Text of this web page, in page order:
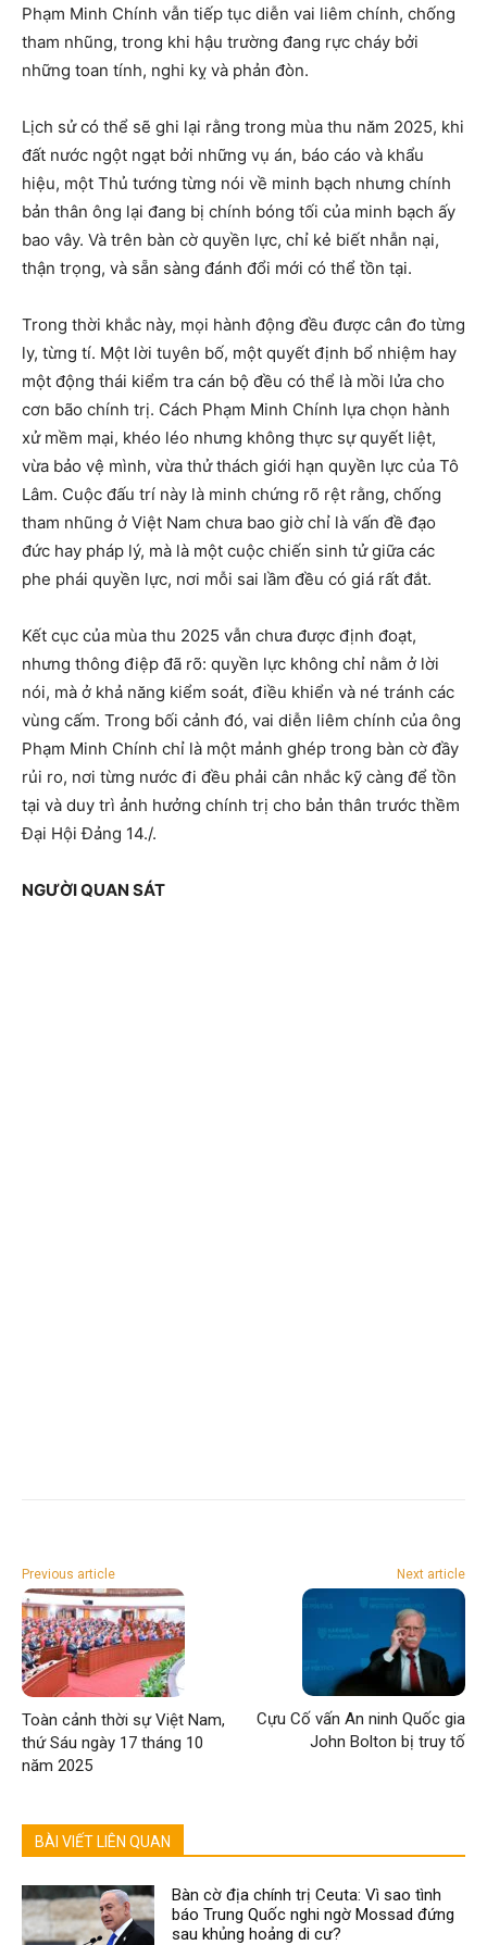
Phạm Minh Chính vẫn tiếp tục diễn vai liêm chính, chống
tham nhũng, trong khi hậu trường đang rực cháy bởi
những toan tính, nghi kỵ và phản đòn.
Lịch sử có thể sẽ ghi lại rằng trong mùa thu năm 2025, khi
đất nước ngột ngạt bởi những vụ án, báo cáo và khẩu
hiệu, một Thủ tướng từng nói về minh bạch nhưng chính
bản thân ông lại đang bị chính bóng tối của minh bạch ấy
bao vây. Và trên bàn cờ quyền lực, chỉ kẻ biết nhẫn nại,
thận trọng, và sẵn sàng đánh đổi mới có thể tồn tại.
Trong thời khắc này, mọi hành động đều được cân đo từng
ly, từng tí. Một lời tuyên bố, một quyết định bổ nhiệm hay
một động thái kiểm tra cán bộ đều có thể là mồi lửa cho
cơn bão chính trị. Cách Phạm Minh Chính lựa chọn hành
xử mềm mại, khéo léo nhưng không thực sự quyết liệt,
vừa bảo vệ mình, vừa thử thách giới hạn quyền lực của Tô
Lâm. Cuộc đấu trí này là minh chứng rõ rệt rằng, chống
tham nhũng ở Việt Nam chưa bao giờ chỉ là vấn đề đạo
đức hay pháp lý, mà là một cuộc chiến sinh tử giữa các
phe phái quyền lực, nơi mỗi sai lầm đều có giá rất đắt.
Kết cục của mùa thu 2025 vẫn chưa được định đoạt,
nhưng thông điệp đã rõ: quyền lực không chỉ nằm ở lời
nói, mà ở khả năng kiểm soát, điều khiển và né tránh các
vùng cấm. Trong bối cảnh đó, vai diễn liêm chính của ông
Phạm Minh Chính chỉ là một mảnh ghép trong bàn cờ đầy
rủi ro, nơi từng nước đi đều phải cân nhắc kỹ càng để tồn
tại và duy trì ảnh hưởng chính trị cho bản thân trước thềm
Đại Hội Đảng 14./.
NGƯỜI QUAN SÁT
Previous article
Toàn cảnh thời sự Việt Nam,
thứ Sáu ngày 17 tháng 10
năm 2025
Next article
Cựu Cố vấn An ninh Quốc gia
John Bolton bị truy tố
BÀI VIẾT LIÊN QUAN
Bàn cờ địa chính trị Ceuta: Vì sao tình
báo Trung Quốc nghi ngờ Mossad đứng
sau khủng hoảng di cư?